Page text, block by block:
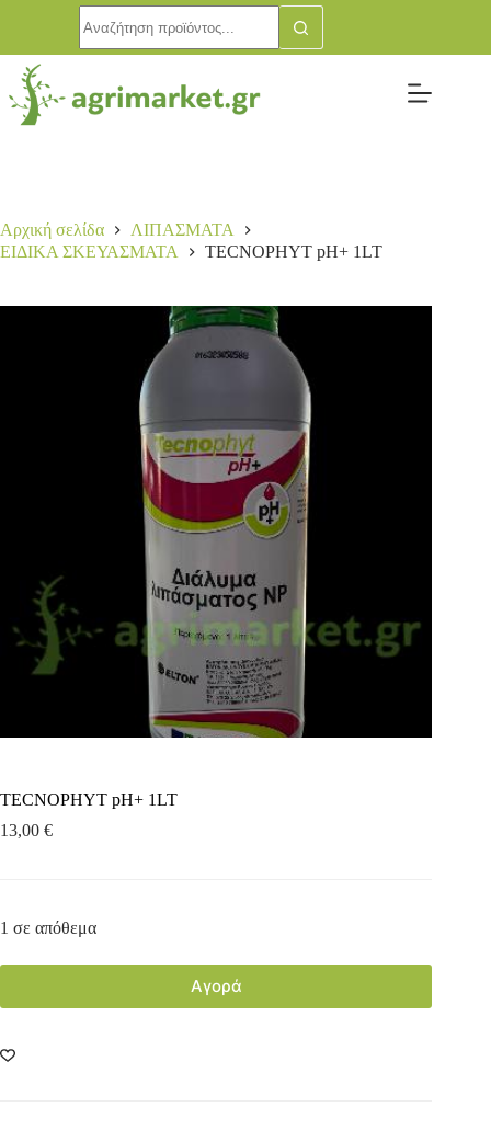
TECNOPHYT pH+ 1LT
13,00€
1 σε απόθεμα
Αγορά
Αρχική σελίδα
ΛΙΠΑΣΜΑΤΑ
ΕΙΔΙΚΑ ΣΚΕΥΑΣΜΑΤΑ
TECNOPHYT pH+ 1LT
TECNOPHYT pH+ 1LT
13,00 €
1 σε απόθεμα
Αγορά